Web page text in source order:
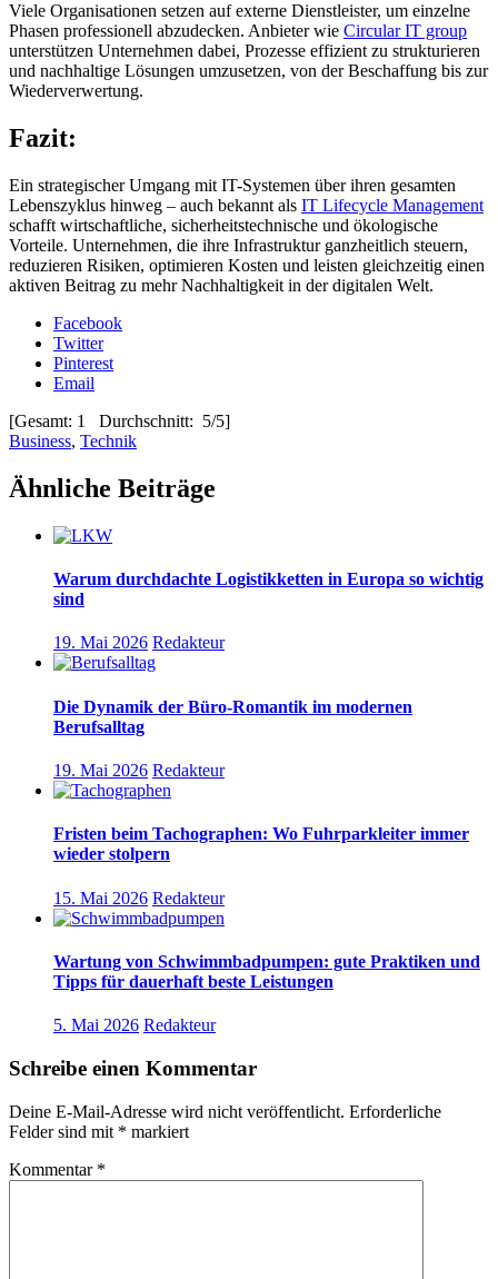
Viele Organisationen setzen auf externe Dienstleister, um einzelne
Phasen professionell abzudecken. Anbieter wie Circular IT group
unterstützen Unternehmen dabei, Prozesse effizient zu strukturieren
und nachhaltige Lösungen umzusetzen, von der Beschaffung bis zur
Wiederverwertung.
Fazit:
Ein strategischer Umgang mit IT-Systemen über ihren gesamten
Lebenszyklus hinweg – auch bekannt als IT Lifecycle Management
schafft wirtschaftliche, sicherheitstechnische und ökologische
Vorteile. Unternehmen, die ihre Infrastruktur ganzheitlich steuern,
reduzieren Risiken, optimieren Kosten und leisten gleichzeitig einen
aktiven Beitrag zu mehr Nachhaltigkeit in der digitalen Welt.
Facebook
Twitter
Pinterest
Email
[Gesamt: 1 Durchschnitt: 5/5]
Business, Technik
Ähnliche Beiträge
Warum durchdachte Logistikketten in Europa so wichtig
sind
19. Mai 2026 Redakteur
Die Dynamik der Büro-Romantik im modernen
Berufsalltag
19. Mai 2026 Redakteur
Fristen beim Tachographen: Wo Fuhrparkleiter immer
wieder stolpern
15. Mai 2026 Redakteur
Wartung von Schwimmbadpumpen: gute Praktiken und
Tipps für dauerhaft beste Leistungen
5. Mai 2026 Redakteur
Schreibe einen Kommentar
Deine E-Mail-Adresse wird nicht veröffentlicht. Erforderliche
Felder sind mit * markiert
Kommentar *